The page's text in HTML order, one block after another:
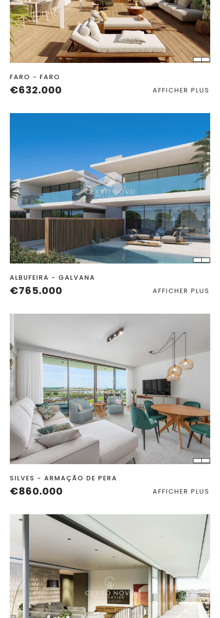
CHAMBRES SALLES DE BAIN
FARO - FARO
€632.000 AFFICHER PLUS
SALLES DE BAIN
ALBUFEIRA - GALVANA
€765.000 AFFICHER PLUS
CHAMBRES
SALLES DE
BAIN
ANNÉE
CONSTRUITE
2
SILVES - ARMAÇÃO DE PERA
€860.000 AFFICHER PLUS